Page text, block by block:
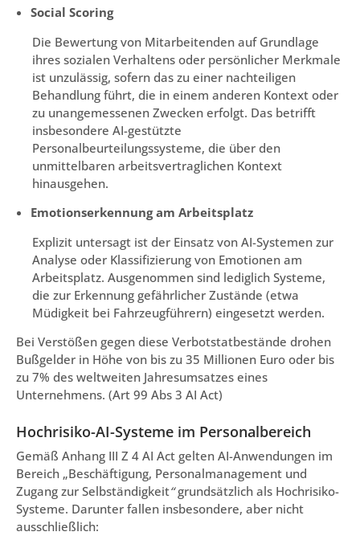
Social Scoring
Die Bewertung von Mitarbeitenden auf Grundlage
ihres sozialen Verhaltens oder persönlicher Merkmale
ist unzulässig, sofern das zu einer nachteiligen
Behandlung führt, die in einem anderen Kontext oder
zu unangemessenen Zwecken erfolgt. Das betrifft
insbesondere AI-gestützte
Personalbeurteilungssysteme, die über den
unmittelbaren arbeitsvertraglichen Kontext
hinausgehen.
Emotionserkennung am Arbeitsplatz
Explizit untersagt ist der Einsatz von AI-Systemen zur
Analyse oder Klassifizierung von Emotionen am
Arbeitsplatz. Ausgenommen sind lediglich Systeme,
die zur Erkennung gefährlicher Zustände (etwa
Müdigkeit bei Fahrzeugführern) eingesetzt werden.
Bei Verstößen gegen diese Verbotstatbestände drohen
Bußgelder in Höhe von bis zu 35 Millionen Euro oder bis
zu 7% des weltweiten Jahresumsatzes eines
Unternehmens. (Art 99 Abs 3 AI Act)
Hochrisiko-AI-Systeme im Personalbereich
Gemäß Anhang III Z 4 AI Act gelten AI-Anwendungen im
Bereich „Beschäftigung, Personalmanagement und
Zugang zur Selbständigkeit“grundsätzlich als Hochrisiko-
Systeme. Darunter fallen insbesondere, aber nicht
ausschließlich: